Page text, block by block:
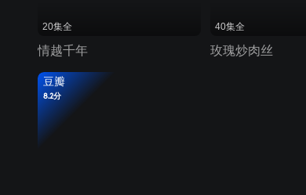
20集全
情越千年
40集全
玫瑰炒肉丝
豆瓣
8.2分